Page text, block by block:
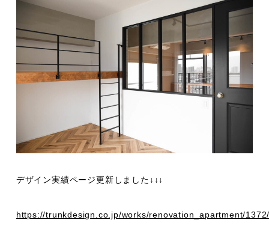
デザイン実績ページ更新しました↓↓↓
https://trunkdesign.co.jp/works/renovation_apartment/